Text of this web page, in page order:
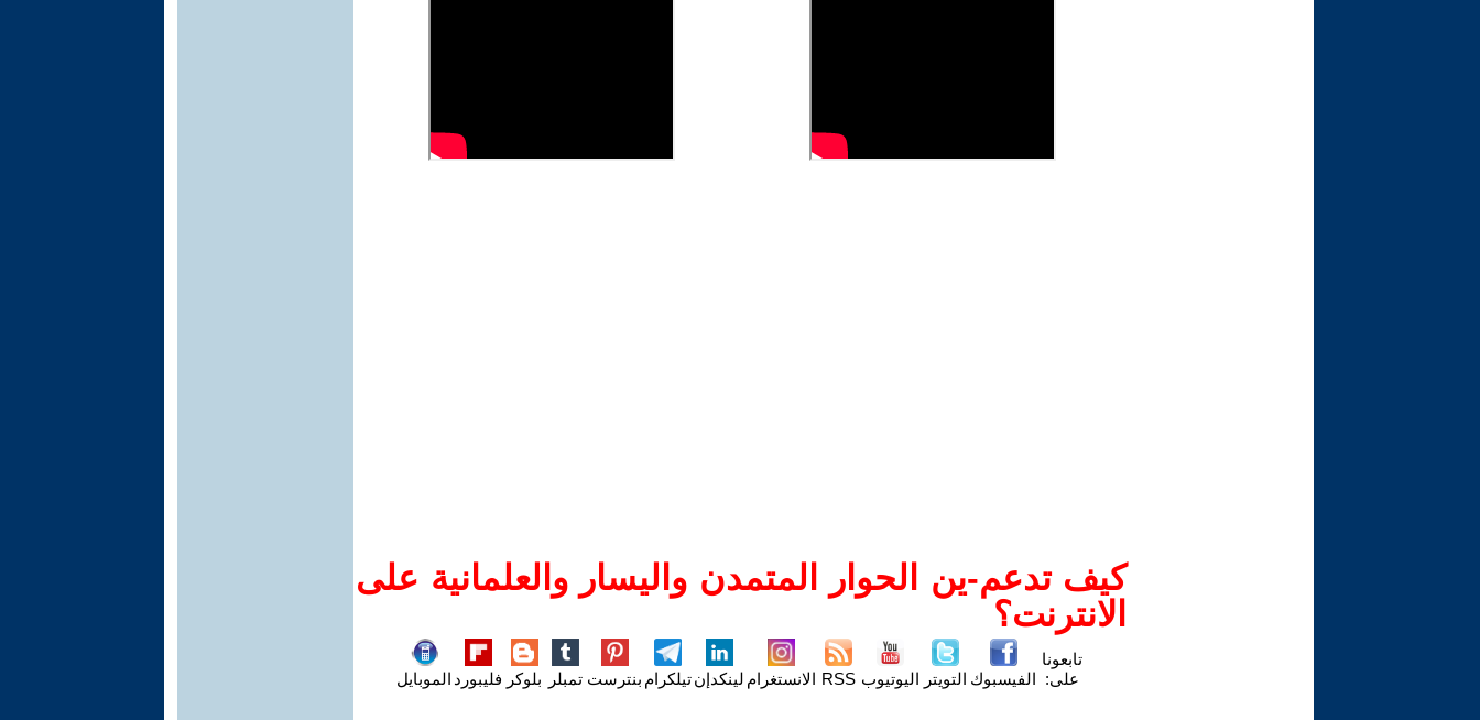
كيف تدعم-ين الحوار المتمدن واليسار والعلمانية على
الانترنت؟
تابعونا
على: الفيسبوك التويتر اليوتيوب RSS الانستغرام لينكدإنتيلكرام بنترست تمبلر بلوكر فليبورد الموبايل